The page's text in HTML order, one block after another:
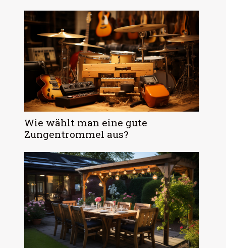
Wie wählt man eine gute
Zungentrommel aus?